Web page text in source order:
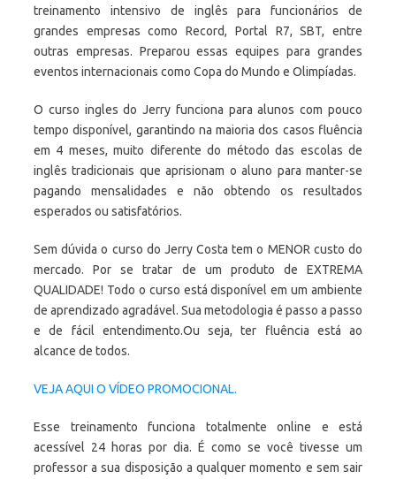
treinamento intensivo de inglês para funcionários de
grandes empresas como Record, Portal R7, SBT, entre
outras empresas. Preparou essas equipes para grandes
eventos internacionais como Copa do Mundo e Olimpíadas.
O curso ingles do Jerry funciona para alunos com pouco
tempo disponível, garantindo na maioria dos casos fluência
em 4 meses, muito diferente do método das escolas de
inglês tradicionais que aprisionam o aluno para manter-se
pagando mensalidades e não obtendo os resultados
esperados ou satisfatórios.
Sem dúvida o curso do Jerry Costa tem o MENOR custo do
mercado. Por se tratar de um produto de EXTREMA
QUALIDADE! Todo o curso está disponível em um ambiente
de aprendizado agradável. Sua metodologia é passo a passo
e de fácil entendimento.Ou seja, ter fluência está ao
alcance de todos.
VEJA AQUI O VÍDEO PROMOCIONAL.
Esse treinamento funciona totalmente online e está
acessível 24 horas por dia. É como se você tivesse um
professor a sua disposição a qualquer momento e sem sair